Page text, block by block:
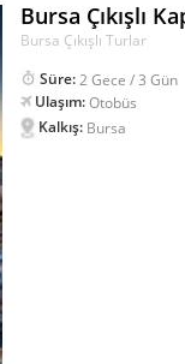
Bursa Çıkışlı
Bursa Çıkışlı Turlar
Süre:2 Gece / 3 Gün
Ulaşım:Otobüs
Kalkış: Bursa